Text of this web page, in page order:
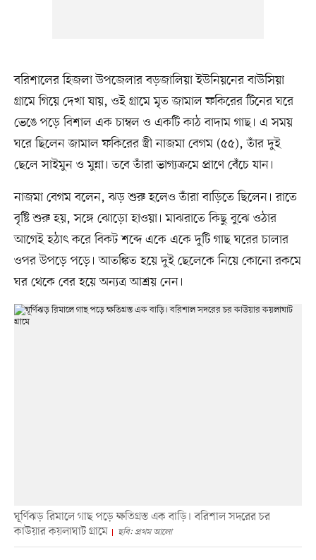
বরিশালের হিজলা উপজেলার বড়জালিয়া ইউনিয়নের বাউসিয়া
গ্রামে গিয়ে দেখা যায়, ওই গ্রামে মৃত জামাল ফকিরের টিনের ঘরে
ভেঙে পড়ে বিশাল এক চাম্বল ও একটি কাঠ বাদাম গাছ। এ সময়
ঘরে ছিলেন জামাল ফকিরের স্ত্রী নাজমা বেগম (৫৫), তাঁর দুই
ছেলে সাইমুন ও মুন্না। তবে তাঁরা ভাগ্যক্রমে প্রাণে বেঁচে যান।
নাজমা বেগম বলেন, ঝড় শুরু হলেও তাঁরা বাড়িতে ছিলেন। রাতে
বৃষ্টি শুরু হয়, সঙ্গে ঝোড়ো হাওয়া। মাঝরাতে কিছু বুঝে ওঠার
আগেই হঠাৎ করে বিকট শব্দে একে একে দুটি গাছ ঘরের চালার
ওপর উপড়ে পড়ে। আতঙ্কিত হয়ে দুই ছেলেকে নিয়ে কোনো রকমে
ঘর থেকে বের হয়ে অন্যত্র আশ্রয় নেন।
ঘূর্ণিঝড় রিমালে গাছ পড়ে ক্ষতিগ্রস্ত এক বাড়ি। বরিশাল সদরের চর
কাউয়ার কয়লাঘাট গ্রামে
ছবি: প্রথম আলো